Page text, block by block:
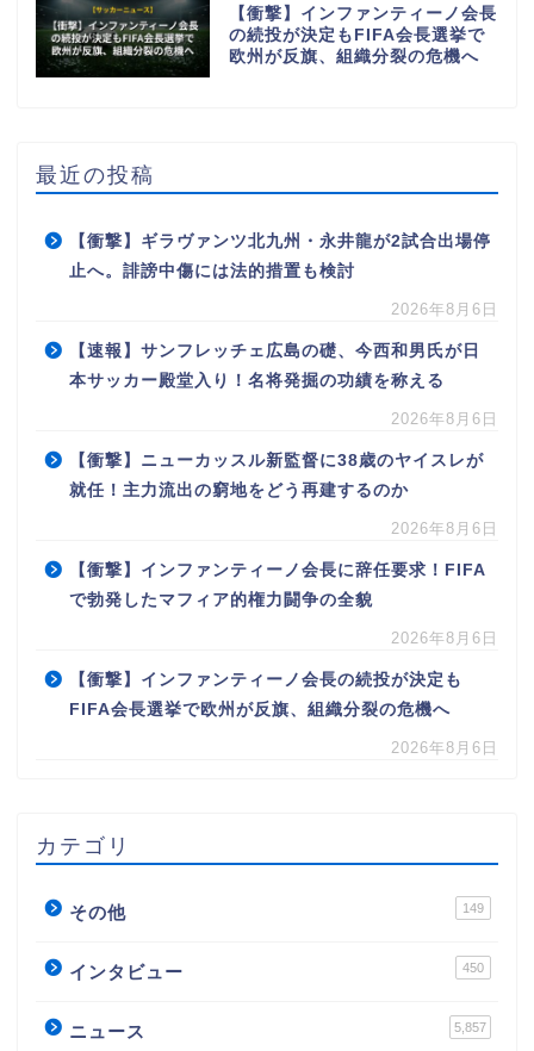
【衝撃】インファンティーノ会長
の続投が決定もFIFA会長選挙で
欧州が反旗、組織分裂の危機へ
最近の投稿
【衝撃】ギラヴァンツ北九州・永井龍が2試合出場停
止へ。誹謗中傷には法的措置も検討
2026年8月6日
【速報】サンフレッチェ広島の礎、今西和男氏が日
本サッカー殿堂入り！名将発掘の功績を称える
2026年8月6日
【衝撃】ニューカッスル新監督に38歳のヤイスレが
就任！主力流出の窮地をどう再建するのか
2026年8月6日
【衝撃】インファンティーノ会長に辞任要求！FIFA
で勃発したマフィア的権力闘争の全貌
2026年8月6日
【衝撃】インファンティーノ会長の続投が決定も
FIFA会長選挙で欧州が反旗、組織分裂の危機へ
2026年8月6日
カテゴリ
その他 149
インタビュー 450
ニュース 5,857